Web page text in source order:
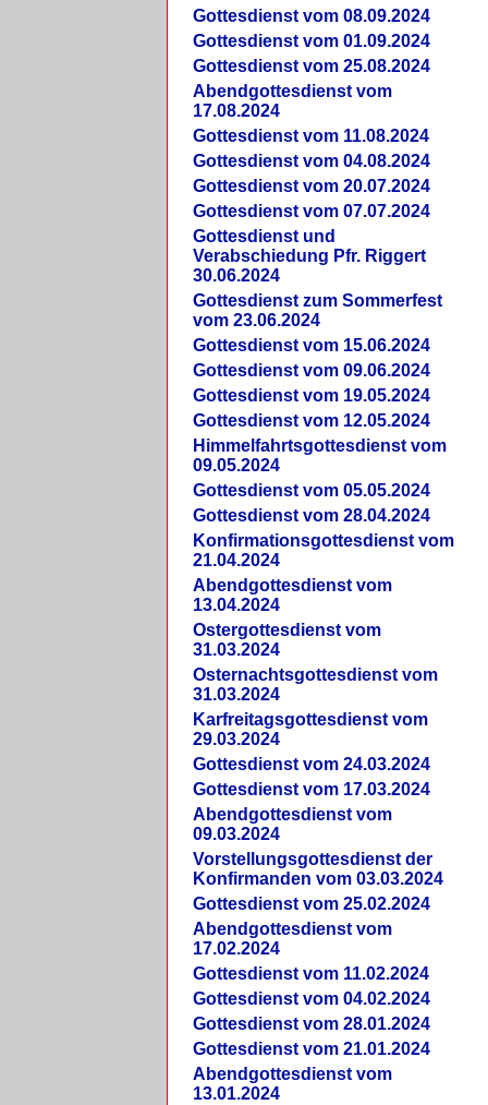
Gottesdienst vom 08.09.2024
Gottesdienst vom 01.09.2024
Gottesdienst vom 25.08.2024
Abendgottesdienst vom
17.08.2024
Gottesdienst vom 11.08.2024
Gottesdienst vom 04.08.2024
Gottesdienst vom 20.07.2024
Gottesdienst vom 07.07.2024
Gottesdienst und
Verabschiedung Pfr. Riggert
30.06.2024
Gottesdienst zum Sommerfest
vom 23.06.2024
Gottesdienst vom 15.06.2024
Gottesdienst vom 09.06.2024
Gottesdienst vom 19.05.2024
Gottesdienst vom 12.05.2024
Himmelfahrtsgottesdienst vom
09.05.2024
Gottesdienst vom 05.05.2024
Gottesdienst vom 28.04.2024
Konfirmationsgottesdienst vom
21.04.2024
Abendgottesdienst vom
13.04.2024
Ostergottesdienst vom
31.03.2024
Osternachtsgottesdienst vom
31.03.2024
Karfreitagsgottesdienst vom
29.03.2024
Gottesdienst vom 24.03.2024
Gottesdienst vom 17.03.2024
Abendgottesdienst vom
09.03.2024
Vorstellungsgottesdienst der
Konfirmanden vom 03.03.2024
Gottesdienst vom 25.02.2024
Abendgottesdienst vom
17.02.2024
Gottesdienst vom 11.02.2024
Gottesdienst vom 04.02.2024
Gottesdienst vom 28.01.2024
Gottesdienst vom 21.01.2024
Abendgottesdienst vom
13.01.2024